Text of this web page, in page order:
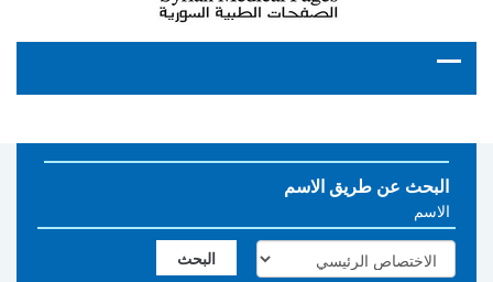
البحث عن طريق الاسم